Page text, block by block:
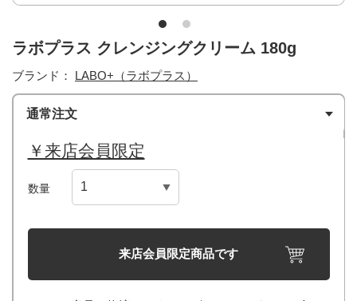
ラボプラス クレンジングクリーム 180g
ブランド： LABO+（ラボプラス）
通常注文
￥来店会員限定
数量
来店会員限定商品です